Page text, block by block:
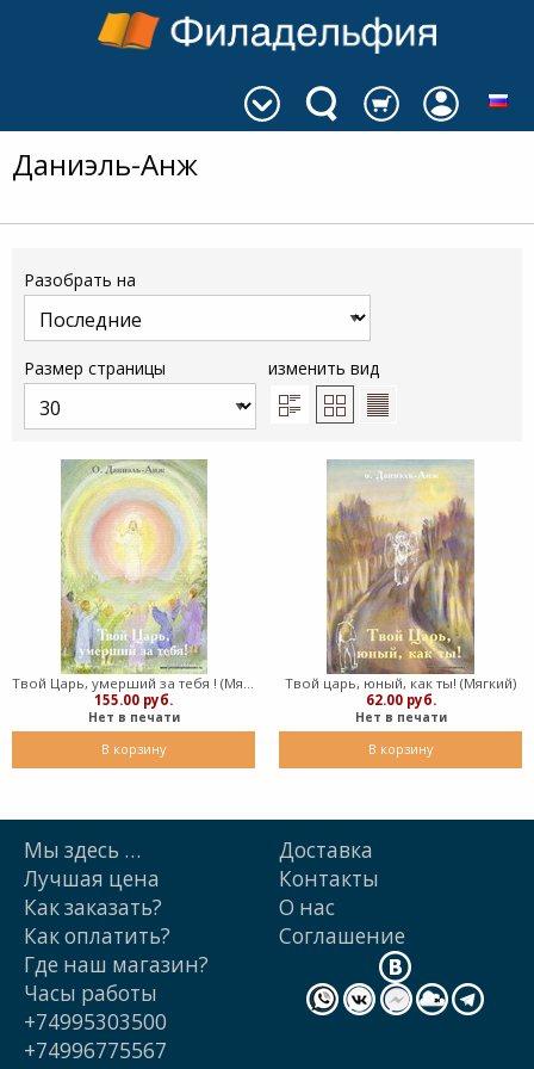
Даниэль-Анж
Разобрать на
Размер страницы изменить вид
155.00 руб.
Нет в печати
В корзину
Твой царь, юный, как ты! (Мягкий)
62.00 руб.
Нет в печати
В корзину
Мы здесь …
Лучшая цена
Как заказать?
Как оплатить?
Доставка
Контакты
О нас
Cоглашение
Где наш магазин?
Часы работы
+74995303500
+74996775567